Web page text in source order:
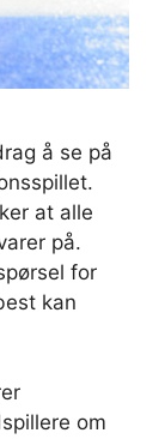
å se på
at alle
på.
for
kan
om